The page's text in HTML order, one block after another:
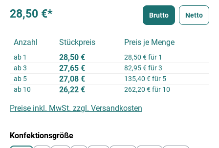
28,50 €* Brutto Netto
Anzahl Stückpreis Preis je Menge
ab 1 28,50 €
28,50 € für 1
ab3 27,65 €
82,95 € für 3
ab 5 27,08 €
135,40 € für 5
ab 10 26,22 € 262,20 € für 10
Preise inkl. MwSt. zzgl. Versandkosten
Konfektionsgrößeauswählen